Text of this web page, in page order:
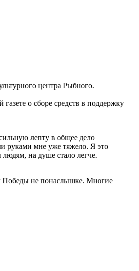
центра Рыбного.
о сборе средств в поддержку
лепту в общее дело
руками мне уже тяжело. Я это
на душе стало легче.
Победы не понаслышке. Многие